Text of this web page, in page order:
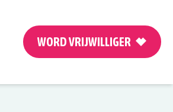
WORD VRIJWILLIGER